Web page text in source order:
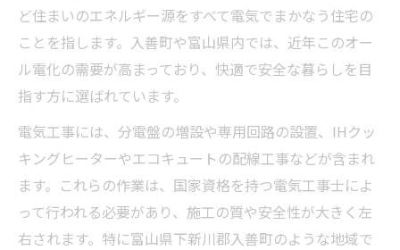
ど住まいのエネルギー源をすべて電気でまかなう住宅の
ことを指します。入善町や富山県内では、近年このオー
ル電化の需要が高まっており、快適で安全な暮らしを目
指す方に選ばれています。
電気工事には、分電盤の増設や専用回路の設置、IHクッ
キングヒーターやエコキュートの配線工事などが含まれ
ます。これらの作業は、国家資格を持つ電気工事士によ
って行われる必要があり、施工の質や安全性が大きく左
右されます。特に富山県下新川郡入善町のような地域で